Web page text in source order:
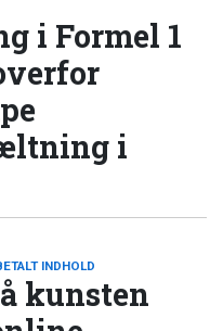
i Formel 1
i
INDHOLD
kunsten